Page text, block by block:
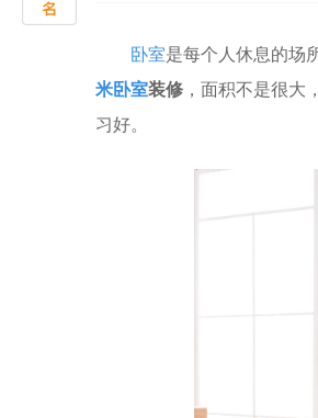
卧室是每个人休息的场
米卧室装修 ，面积不是很大
习好。